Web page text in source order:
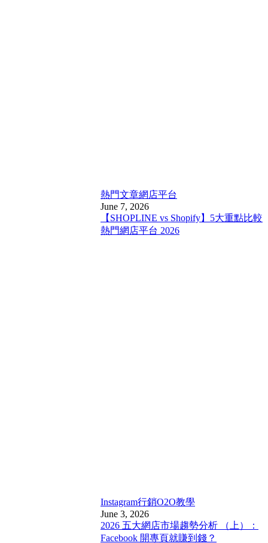
熱門文章網店平台
June 7, 2026
【SHOPLINE vs Shopify】5大重點比較
熱門網店平台 2026
Instagram行銷O2O教學
June 3, 2026
2026 五大網店市場趨勢分析 （上）：
Facebook 開專頁就賺到錢？